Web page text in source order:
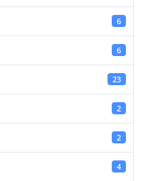
6
6
23
2
2
4